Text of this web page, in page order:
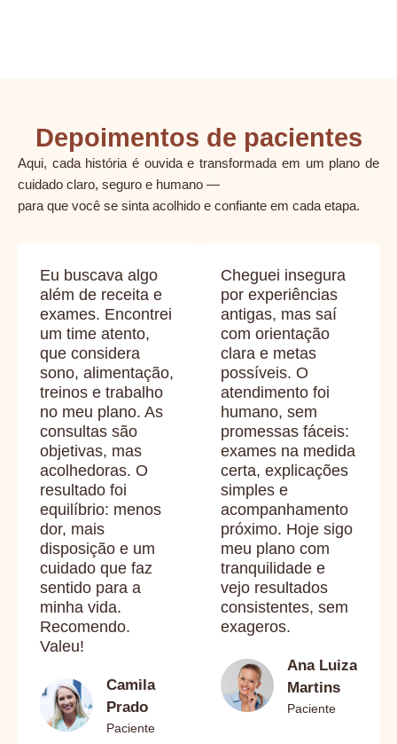
Depoimentos de pacientes
Aqui, cada história é ouvida e transformada em um plano de
cuidado claro, seguro e humano —
para que você se sinta acolhido e confiante em cada etapa.
Eu buscava algo
além de receita e
exames. Encontrei
um time atento,
que considera
sono, alimentação,
treinos e trabalho
no meu plano. As
consultas são
objetivas, mas
acolhedoras. O
resultado foi
equilíbrio: menos
dor, mais
disposição e um
cuidado que faz
sentido para a
minha vida.
Recomendo.
Valeu!
Camila
Prado
Paciente
Cheguei insegura
por experiências
antigas, mas saí
com orientação
clara e metas
possíveis. O
atendimento foi
humano, sem
promessas fáceis:
exames na medida
certa, explicações
simples e
acompanhamento
próximo. Hoje sigo
meu plano com
tranquilidade e
vejo resultados
consistentes, sem
exageros.
Ana Luiza
Martins
Paciente